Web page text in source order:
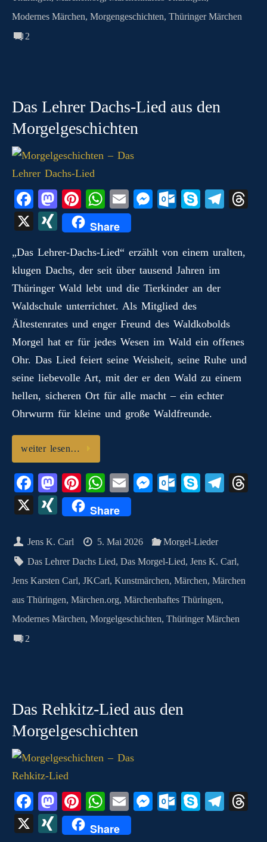
Modernes Märchen, Morgengeschichten, Thüringer Märchen
2
Das Lehrer Dachs-Lied aus den
Morgelgeschichten
Fa
ce
bo
ok
M
as
to
do
n
Pi
nt
er
es
t
W
ha
ts
A
pp
E
m
ail
M
ng
er
O
ok
.c
o
m
S
Te
a
X
X
N
G
Share
„Das Lehrer‑Dachs‑Lied“ erzählt von einem uralten,
klugen Dachs, der seit über tausend Jahren im
Thüringer Wald lebt und die Tierkinder an der
Waldschule unterrichtet. Als Mitglied des
Ältestenrates und enger Freund des Waldkobolds
Morgel hat er für jedes Wesen im Wald ein offenes
Ohr. Das Lied feiert seine Weisheit, seine Ruhe und
seine liebevolle Art, mit der er den Wald zu einem
hellen, sicheren Ort für alle macht – ein echter
Ohrwurm für kleine und große Waldfreunde.
weiter lesen…
Fa
ce
bo
ok
M
as
to
do
n
Pi
nt
er
es
t
W
ha
ts
A
pp
E
m
ail
M
ng
er
O
ok
.c
o
m
S
Te
m
X
X
N
G
Share
Jens K. Carl 5. Mai 2026
Morgel-Lieder
Das Lehrer Dachs Lied,Das Morgel-Lied,Jens K. Carl,
Jens Karsten Carl, JKCarl, Kunstmärchen, Märchen, Märchen
aus Thüringen, Märchen.org, Märchenhaftes Thüringen,
Modernes Märchen, Morgelgeschichten, Thüringer Märchen
2
Das Rehkitz-Lied aus den
Morgelgeschichten
Fa
ce
M
as
Pi
nt
W
ha
E
m
M
O
S
Te
X
X
Share